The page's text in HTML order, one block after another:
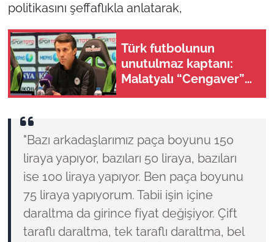
politikasını şeffaflıkla anlatarak,
Türk futbolunun
unutulmaz kaptanı:
Malatyalı “Cengaver”
Bülent Korkmaz’ın
"Bazı arkadaşlarımız paça boyunu 150
liraya yapıyor, bazıları 50 liraya, bazıları
ise 100 liraya yapıyor. Ben paça boyunu
75 liraya yapıyorum. Tabii işin içine
daraltma da girince fiyat değişiyor. Çift
taraflı daraltma, tek taraflı daraltma, bel